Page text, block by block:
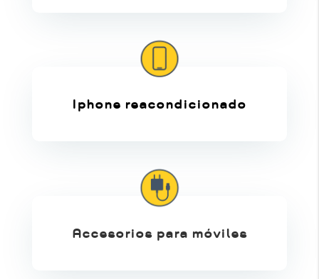
Iphone reacondicionado
Accesorios para móviles